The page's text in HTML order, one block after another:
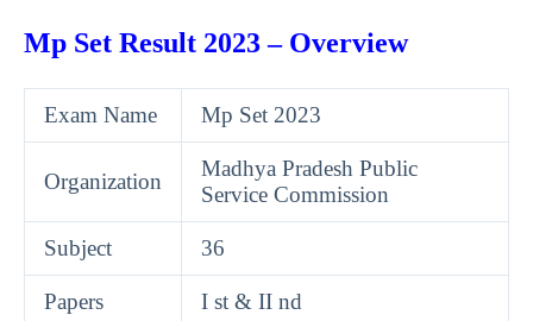
Mp Set Result 2023 – Overview
Exam Name Mp Set 2023
Organization
Madhya Pradesh Public
Service Commission
Subject 36
Papers I st & II nd